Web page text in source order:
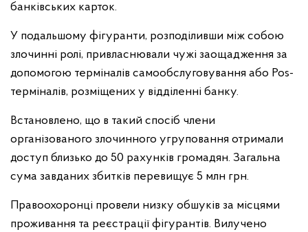
банківських карток.
У подальшому фігуранти, розподіливши між собою
злочинні ролі, привласнювали чужі заощадження за
допомогою терміналів самообслуговування або Pos-
терміналів, розміщених у відділенні банку.
Встановлено, що в такий спосіб члени
організованого злочинного угруповання отримали
доступ близько до 50 рахунків громадян. Загальна
сума завданих збитків перевищує 5 млн грн.
Правоохоронці провели низку обшуків за місцями
проживання та реєстрації фігурантів. Вилучено